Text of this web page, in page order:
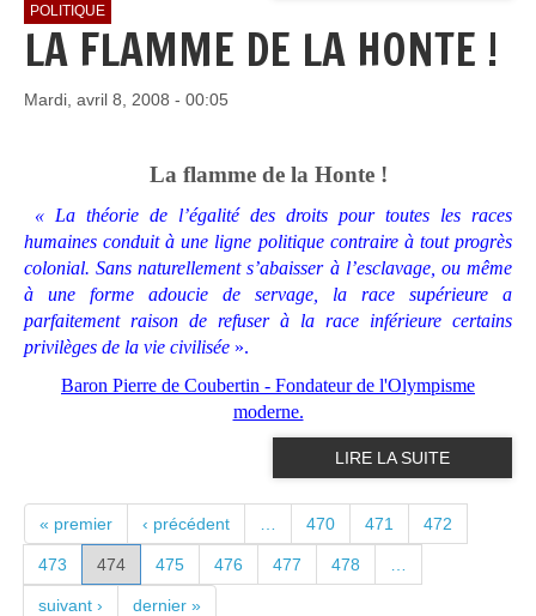
POLITIQUE
LA FLAMME DE LA HONTE !
Mardi, avril 8, 2008 - 00:05
La flamme de la Honte !
« La théorie de l’égalité des droits pour toutes les races
humaines conduit à une ligne politique contraire à tout progrès
colonial. Sans naturellement s’abaisser à l’esclavage, ou même
à une forme adoucie de servage, la race supérieure a
parfaitement raison de refuser à la race inférieure certains
privilèges de la vie civilisée ».
Baron Pierre de Coubertin - Fondateur de l'Olympisme
moderne.
LIRE LA SUITE
PAGES
« premier ‹ précédent 470 471 472
473 474 475 476 477 478
suivant › dernier »